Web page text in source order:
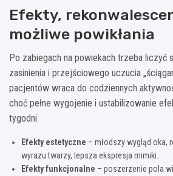
Efekty,
możliwe powikłania
Po zabiegach na powiekach trzeba liczyć
zasinienia i przejściowego uczucia
pacjentów wraca do codziennych
choć pełne wygojenie i ustabilizowanie
tygodni.
Efekty estetyczne – młodszy wygląd oka,
wyrazu twarzy, lepsza ekspresja mimiki.
Efekty funkcjonalne – poszerzenie pola